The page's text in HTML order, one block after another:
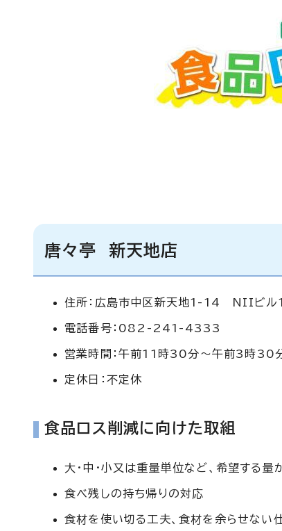
唐々亭 新天地店
住所：広島市中区新天地1-14 NIIビル
電話番号：082-241-4333
営業時間：午前11時30分～午前3時30
定休日：不定休
食品ロス削減に向けた取組
大・中・小又は重量単位など、希望する量
食べ残しの持ち帰りの対応
食材を使い切る工夫、食材を余らせない